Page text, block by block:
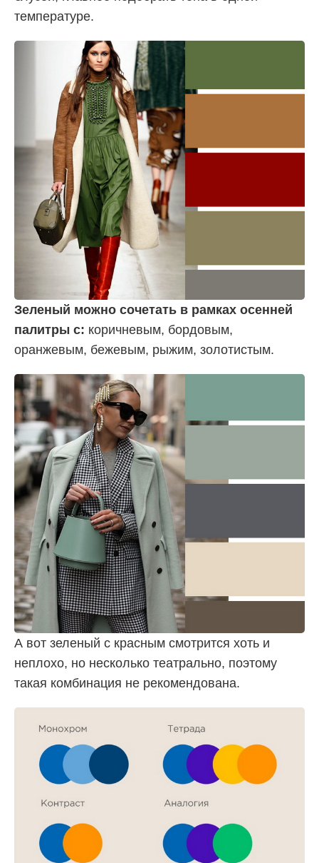
температуре.
Зеленый можно сочетать в рамках осенней
палитры с: коричневым, бордовым,
оранжевым, бежевым, рыжим, золотистым.
А вот зеленый с красным смотрится хоть и
неплохо, но несколько театрально, поэтому
такая комбинация не рекомендована.